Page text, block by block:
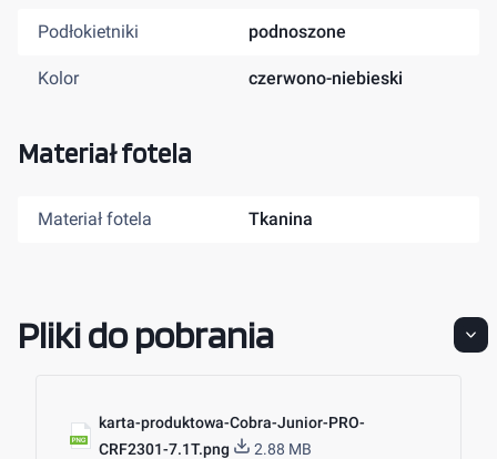
Podłokietniki podnoszone
Kolor czerwono-niebieski
Materiał fotela
Materiał fotela Tkanina
Pliki do pobrania
karta-produktowa-Cobra-Junior-PRO-
CRF2301-7.1T.png
2.88 MB